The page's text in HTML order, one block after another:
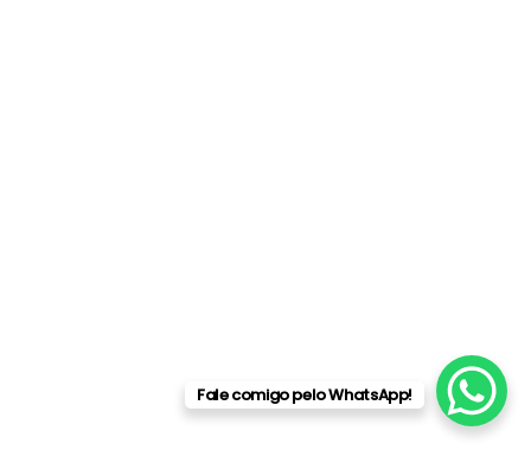
Fale comigo pelo WhatsApp!